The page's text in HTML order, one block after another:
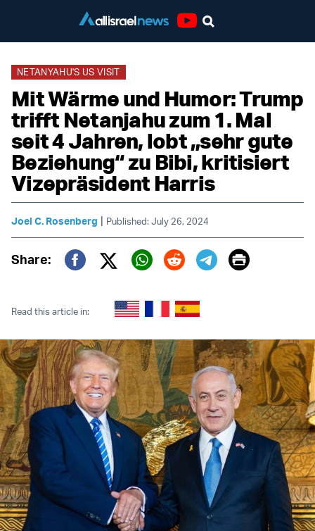
NETANYAHU'S US VISIT
Mit Wärme und Humor: Trump
trifft Netanjahu zum 1. Mal
seit 4 Jahren, lobt „sehr gute
Beziehung“ zu Bibi, kritisiert
Vizepräsident Harris
Joel C. Rosenberg | Published: July 26, 2024
Share:
Twitter (X)
Print
Read this article in: